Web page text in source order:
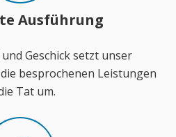
Ausführung
Geschick setzt unser
besprochenen Leistungen
Tat um.